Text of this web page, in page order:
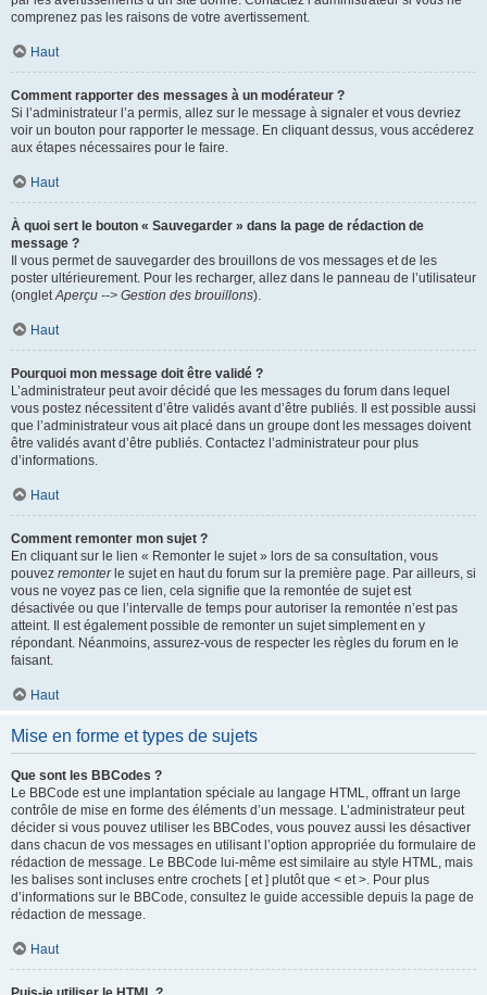
comprenez pas les raisons de votre avertissement.
Haut
Comment rapporter des messages à un modérateur ?
Si l’administrateur l’a permis, allez sur le message à signaler et vous devriez
voir un bouton pour rapporter le message. En cliquant dessus, vous accéderez
aux étapes nécessaires pour le faire.
Haut
À quoi sert le bouton « Sauvegarder » dans la page de rédaction de
message ?
Il vous permet de sauvegarder des brouillons de vos messages et de les
poster ultérieurement. Pour les recharger, allez dans le panneau de l’utilisateur
(ongletAperçu --> Gestion des brouillons).
Haut
Pourquoi mon message doit être validé ?
L’administrateur peut avoir décidé que les messages du forum dans lequel
vous postez nécessitent d’être validés avant d’être publiés. Il est possible aussi
que l’administrateur vous ait placé dans un groupe dont les messages doivent
être validés avant d’être publiés. Contactez l’administrateur pour plus
d’informations.
Haut
Comment remonter mon sujet ?
En cliquant sur le lien « Remonter le sujet » lors de sa consultation, vous
pouvez remonterle sujet en haut du forum sur la première page. Par ailleurs, si
vous ne voyez pas ce lien, cela signifie que la remontée de sujet est
désactivée ou que l’intervalle de temps pour autoriser la remontée n’est pas
atteint. Il est également possible de remonter un sujet simplement en y
répondant. Néanmoins, assurez-vous de respecter les règles du forum en le
faisant.
Haut
Mise en forme et types de sujets
Que sont les BBCodes ?
Le BBCode est une implantation spéciale au langage HTML, offrant un large
contrôle de mise en forme des éléments d’un message. L’administrateur peut
décider si vous pouvez utiliser les BBCodes, vous pouvez aussi les désactiver
dans chacun de vos messages en utilisant l’option appropriée du formulaire de
rédaction de message. Le BBCode lui-même est similaire au style HTML, mais
les balises sont incluses entre crochets [ et ] plutôt que < et >. Pour plus
d’informations sur le BBCode, consultez le guide accessible depuis la page de
rédaction de message.
Haut